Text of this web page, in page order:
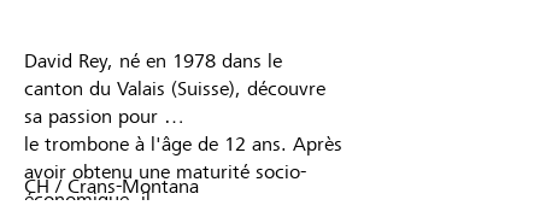
Partner / Raiffeisenbank
Anmelden
David Rey, né en 1978 dans le
canton du Valais (Suisse), découvre
sa passion pour
le trombone à l'âge de 12 ans. Après
avoir obtenu une maturité socio-
économique, il
CH / Crans-Montana